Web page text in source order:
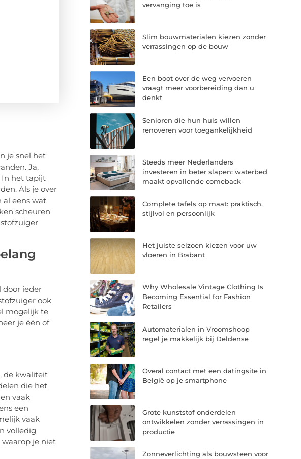
je snel het
Ja,
In het tapijt
Als je over
al eens wat
scheuren
door ieder
ook
mogelijk te
je één of
de kwaliteit
die het
vaak
een
vaak
volledig
waarop je niet
vervanging toe is
Slim bouwmaterialen kiezen zonder
verrassingen op de bouw
Een boot over de weg vervoeren
vraagt meer voorbereiding dan u
denkt
Senioren die hun huis willen
renoveren voor toegankelijkheid
Steeds meer Nederlanders
investeren in beter slapen: waterbed
maakt opvallende comeback
Complete tafels op maat: praktisch,
stijlvol en persoonlijk
Het juiste seizoen kiezen voor uw
vloeren in Brabant
Why Wholesale Vintage Clothing Is
Becoming Essential for Fashion
Retailers
Automaterialen in Vroomshoop
regel je makkelijk bij Deldense
Overal contact met een datingsite in
België op je smartphone
Grote kunststof onderdelen
ontwikkelen zonder verrassingen in
productie
Zonneverlichting als bouwsteen voor